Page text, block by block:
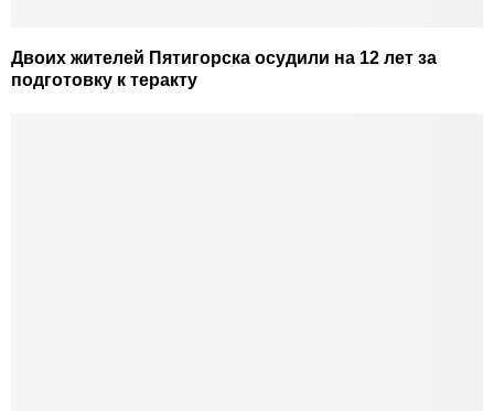
Двоих жителей Пятигорска осудили на 12 лет за
подготовку к теракту